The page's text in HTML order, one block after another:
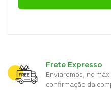
Frete Expresso
Enviaremos, no
confirmação da